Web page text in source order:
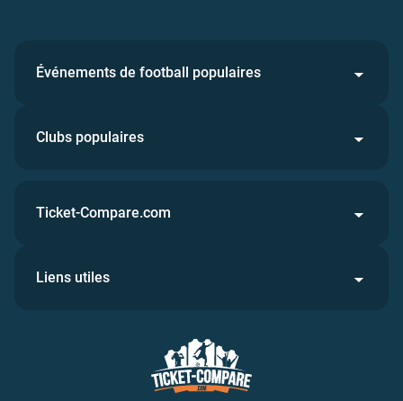
Événements de football populaires
Clubs populaires
Ticket-Compare.com
Liens utiles